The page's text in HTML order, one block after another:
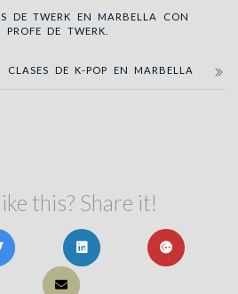
DE TWERK EN MARBELLA CON
DE TWERK.
CLASES DE K-POP EN MARBELLA
this? Share it!